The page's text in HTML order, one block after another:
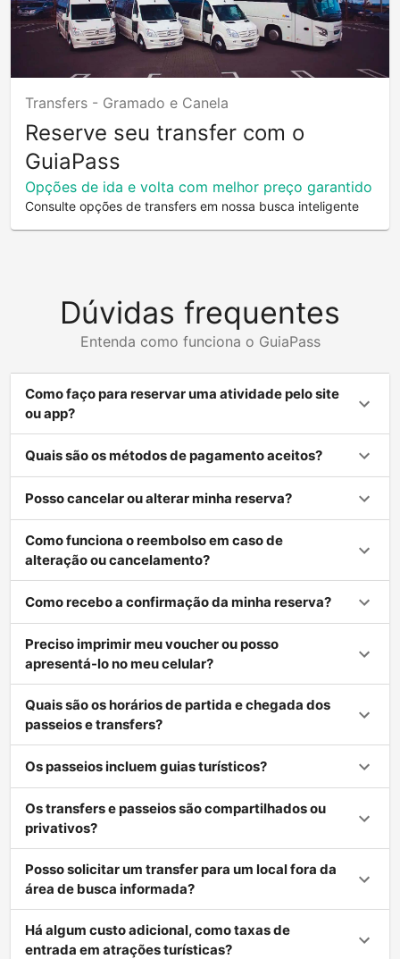
Transfers - Gramado e Canela
Reserve seu transfer com o
GuiaPass
Opções de ida e volta com melhor preço garantido
Consulte opções de transfers em nossa busca inteligente
Dúvidas frequentes
Entenda como funciona o GuiaPass
Como faço para reservar uma atividade pelo site
ou app?
Quais são os métodos de pagamento aceitos?
Posso cancelar ou alterar minha reserva?
Como funciona o reembolso em caso de
alteração ou cancelamento?
Como recebo a confirmação da minha reserva?
Preciso imprimir meu voucher ou posso
apresentá-lo no meu celular?
Quais são os horários de partida e chegada dos
passeios e transfers?
Os passeios incluem guias turísticos?
Os transfers e passeios são compartilhados ou
privativos?
Posso solicitar um transfer para um local fora da
área de busca informada?
Há algum custo adicional, como taxas de
entrada em atrações turísticas?